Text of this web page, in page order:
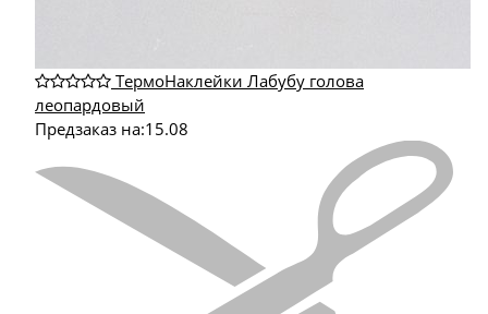
ТермоНаклейки Лабубу голова
леопардовый
Предзаказ на:15.08